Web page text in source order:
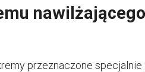
przeznaczone